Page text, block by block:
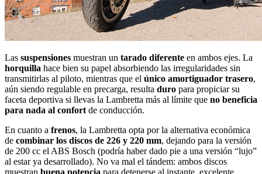
Las suspensiones muestran un tarado diferente en ambos ejes. La
horquilla hace bien su papel absorbiendo las irregularidades sin
transmitirlas al piloto, mientras que el único amortiguador trasero,
aún siendo regulable en precarga, resulta duro para propiciar su
faceta deportiva si llevas la Lambretta más al límite que no beneficia
para nada al confort de conducción.
En cuanto a frenos, la Lambretta opta por la alternativa económica
de combinar los discos de 226 y 220 mm, dejando para la versión
de 200 cc el ABS Bosch (podría haber dado pie a una versión “lujo”
al estar ya desarrollado). No va mal el tándem: ambos discos